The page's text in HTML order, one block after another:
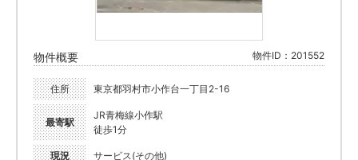
物件概要 物件ID：201552
住所 東京都羽村市小作台一丁目2-16
最寄駅
JR青梅線小作駅
徒歩1分
現況 サービス(その他)